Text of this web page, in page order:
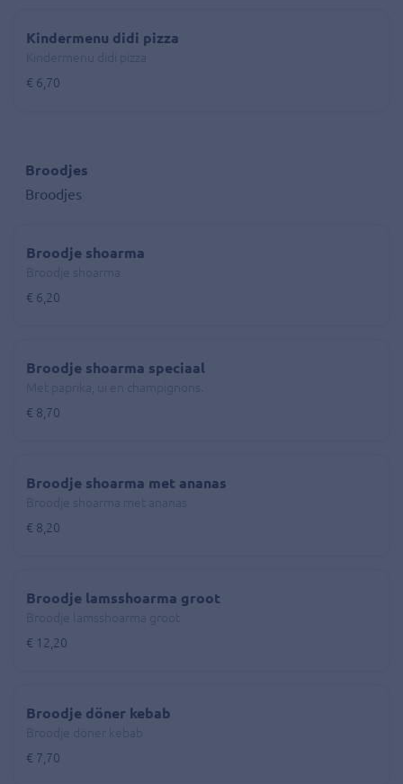
Kindermenu didi pizza
€ 6,70
Broodjes
Broodjes
Broodje shoarma
€ 6,20
Broodje shoarma speciaal
€ 8,70
Broodje shoarma met ananas
€ 8,20
Broodje lamsshoarma groot
€ 12,20
Broodje döner kebab
€ 7,70